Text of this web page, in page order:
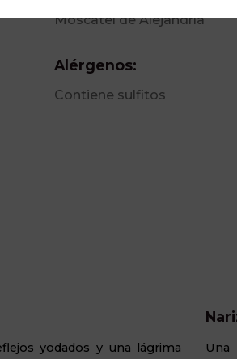
Moscatel de Alejandría
Alérgenos:
Contiene sulfitos
yodados y una lágrima
Una